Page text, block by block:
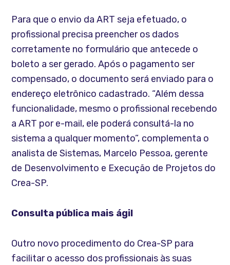
Para que o envio da ART seja efetuado, o
profissional precisa preencher os dados
corretamente no formulário que antecede o
boleto a ser gerado. Após o pagamento ser
compensado, o documento será enviado para o
endereço eletrônico cadastrado. “Além dessa
funcionalidade, mesmo o profissional recebendo
a ART por e-mail, ele poderá consultá-la no
sistema a qualquer momento”, complementa o
analista de Sistemas, Marcelo Pessoa, gerente
de Desenvolvimento e Execução de Projetos do
Crea-SP.
Consulta pública mais ágil
Outro novo procedimento do Crea-SP para
facilitar o acesso dos profissionais às suas